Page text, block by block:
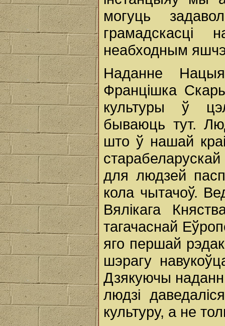
могуць
неабходным яшчэ
Наданне
Францішка
культуры ў
бываюць тут.
што ў нашай
для людзей
кола чытачоў.
Вялікага
тагачаснай
яго першай
шэрагу
Дзякуючы
людзі
культуру, а не